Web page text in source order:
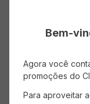
Faça login
Carregando
Bem-
Agora você
promoções do
Para aproveitar